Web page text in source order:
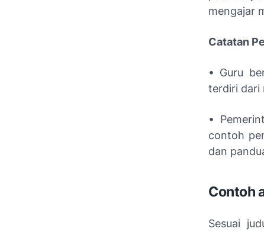
mengajar
Catatan
• Guru
terdiri dari
•
contoh
dan
Contoh
Sesuai